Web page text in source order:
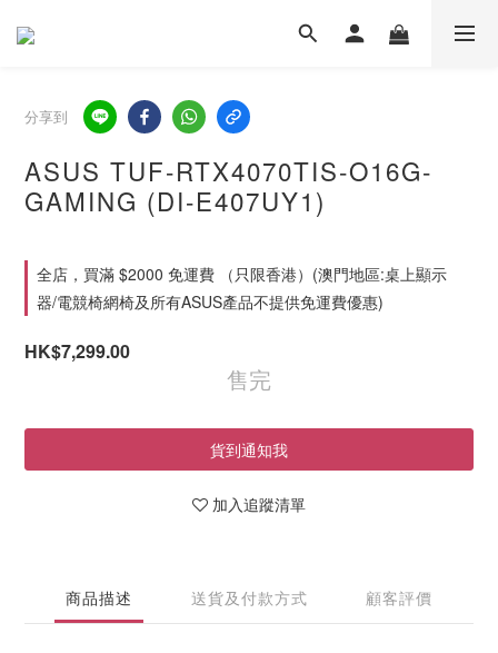
分享到
ASUS TUF-RTX4070TIS-O16G-
GAMING (DI-E407UY1)
全店，買滿 $2000 免運費 （只限香港）(澳門地區:桌上顯示
器/電競椅網椅及所有ASUS產品不提供免運費優惠)
HK$7,299.00
售完
貨到通知我
加入追蹤清單
商品描述 送貨及付款方式 顧客評價